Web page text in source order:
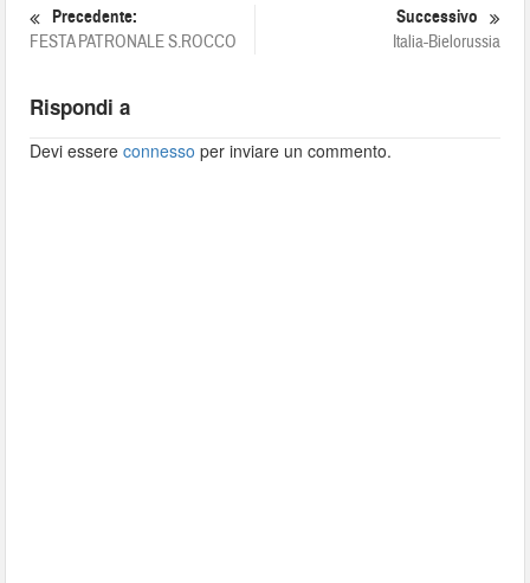
Precedente:
FESTA PATRONALE S.ROCCO
Successivo
Italia-Bielorussia
Rispondi a
Devi essereconnesso per inviare un commento.